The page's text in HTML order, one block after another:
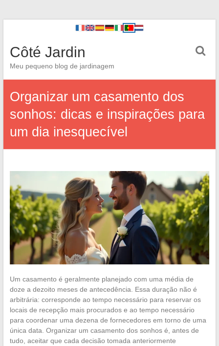
Côté Jardin
Meu pequeno blog de jardinagem
Organizar um casamento dos
sonhos: dicas e inspirações para
um dia inesquecível
Um casamento é geralmente planejado com uma média de
doze a dezoito meses de antecedência. Essa duração não é
arbitrária: corresponde ao tempo necessário para reservar os
locais de recepção mais procurados e ao tempo necessário
para coordenar uma dezena de fornecedores em torno de uma
única data. Organizar um casamento dos sonhos é, antes de
tudo, aceitar que cada decisão tomada anteriormente